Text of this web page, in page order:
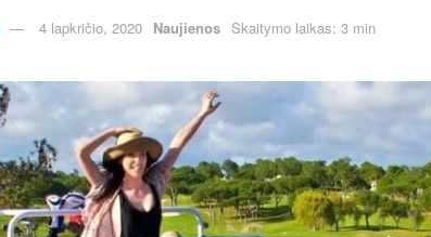
4 lapkričio, 2020 Naujienos Skaitymo laikas: 3 min